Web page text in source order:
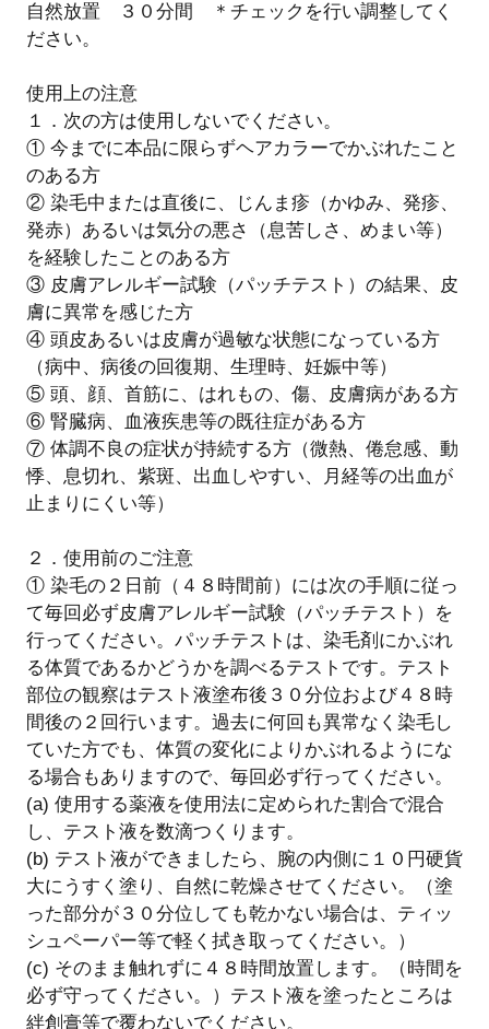
自然放置 ３０分間 ＊チェックを行い調整してく
ださい。
使用上の注意
１．次の方は使用しないでください。
① 今までに本品に限らずヘアカラーでかぶれたこと
のある方
② 染毛中または直後に、じんま疹（かゆみ、発疹、
発赤）あるいは気分の悪さ（息苦しさ、めまい等）
を経験したことのある方
③ 皮膚アレルギー試験（パッチテスト）の結果、皮
膚に異常を感じた方
④ 頭皮あるいは皮膚が過敏な状態になっている方
（病中、病後の回復期、生理時、妊娠中等）
⑤ 頭、顔、首筋に、はれもの、傷、皮膚病がある方
⑥ 腎臓病、血液疾患等の既往症がある方
⑦ 体調不良の症状が持続する方（微熱、倦怠感、動
悸、息切れ、紫斑、出血しやすい、月経等の出血が
止まりにくい等）
２．使用前のご注意
① 染毛の２日前（４８時間前）には次の手順に従っ
て毎回必ず皮膚アレルギー試験（パッチテスト）を
行ってください。パッチテストは、染毛剤にかぶれ
る体質であるかどうかを調べるテストです。テスト
部位の観察はテスト液塗布後３０分位および４８時
間後の２回行います。過去に何回も異常なく染毛し
ていた方でも、体質の変化によりかぶれるようにな
る場合もありますので、毎回必ず行ってください。
(a) 使用する薬液を使用法に定められた割合で混合
し、テスト液を数滴つくります。
(b) テスト液ができましたら、腕の内側に１０円硬貨
大にうすく塗り、自然に乾燥させてください。（塗
った部分が３０分位しても乾かない場合は、ティッ
シュペーパー等で軽く拭き取ってください。）
(c) そのまま触れずに４８時間放置します。（時間を
必ず守ってください。）テスト液を塗ったところは
絆創膏等で覆わないでください。